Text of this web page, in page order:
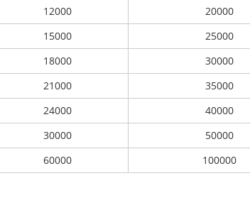
12000
20000
15000
25000
18000
30000
21000
35000
24000
40000
30000
50000
60000 100000